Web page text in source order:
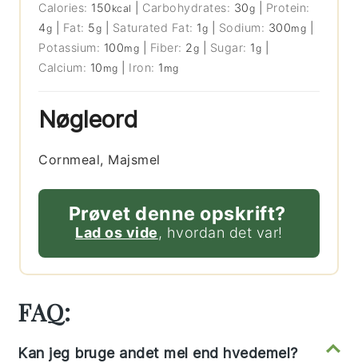
Calories: 150 kcal Carbohydrates: 30g
Protein:
4g Fat: 5g Saturated Fat: 1g Sodium: 300mg
Potassium: 100mg Fiber: 2g Sugar: 1g
Calcium: 10 mg Iron: 1 mg
Nøgleord
Cornmeal, Majsmel
Prøvet denne opskrift?
Lad os vide, hvordan det var!
FAQ:
Kan jeg bruge andet mel end hvedemel?